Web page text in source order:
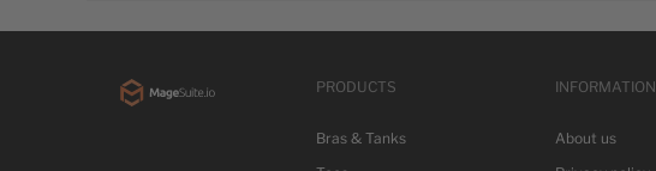
PRODUCTS
Bras & Tanks
INFORMATION
About us